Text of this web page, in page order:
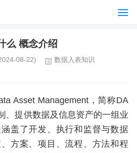
么 概念介绍
08-22)
数据入表知识
Asset Management，简称DA
、提供数据及信息资产的一组业
盖了开发、执行和监督与数据
方案、项目、流程、方法和程